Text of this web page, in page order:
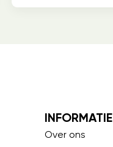
INFORMATIE
Over ons